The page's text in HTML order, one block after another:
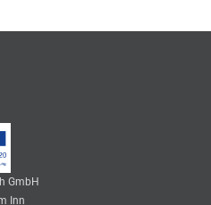
GmbH
Inn